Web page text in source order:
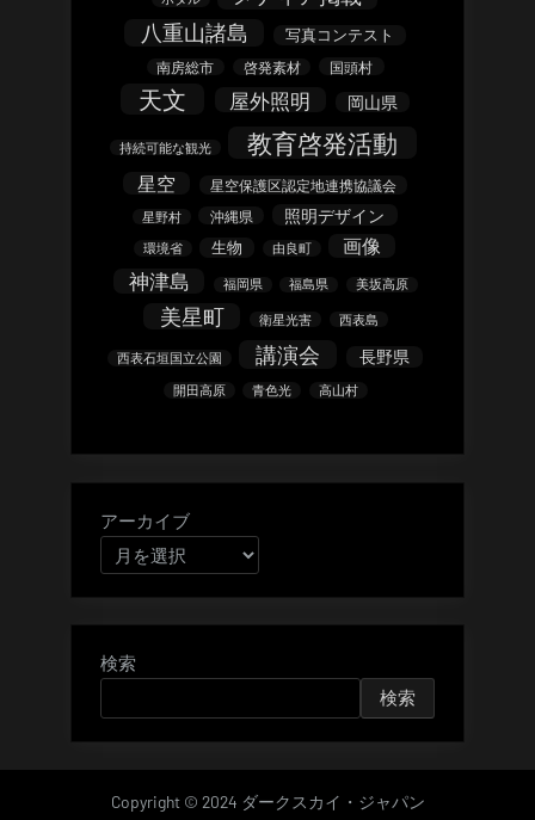
八重山諸島
写真コンテスト
南房総市 啓発素材 国頭村
天文 屋外照明 岡山県
持続可能な観光 教育啓発活動
星空 星空保護区認定地連携協議会
星野村 沖縄県 照明デザイン
環境省 生物 由良町 画像
神津島 福岡県 福島県 美坂高原
美星町 衛星光害 西表島
西表石垣国立公園 講演会 長野県
開田高原 青色光 高山村
アーカイブ
検索
検索
Copyright © 2024 ダークスカイ・ジャパン